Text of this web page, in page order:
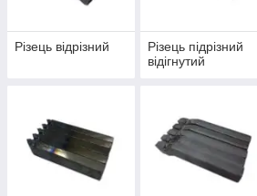
Різець відрізний
Різець підрізний
відігнутий